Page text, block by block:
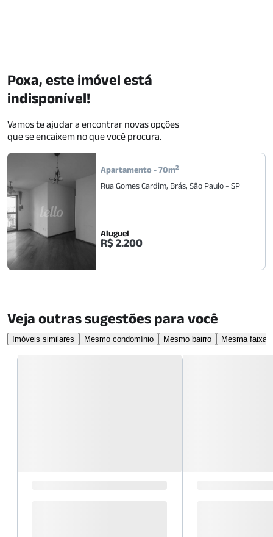
Apartamento -70m2
Rua Gomes Cardim, Brás, São Paulo - SP
Aluguel
R$ 2.200
Poxa, este imóvel está
indisponível!
Vamos te ajudar a encontrar novas opções
que se encaixem no que você procura.
Veja outras sugestões para você
Imóveis similares Mesmo condomínio Mesmo bairro Mesma faixa